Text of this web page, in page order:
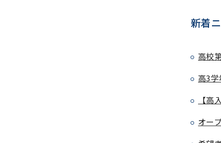
新着
高校
高3
【
オー